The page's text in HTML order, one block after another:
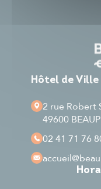
Hôtel de
2 rue Robert
49600
02 41 71 76
accueil